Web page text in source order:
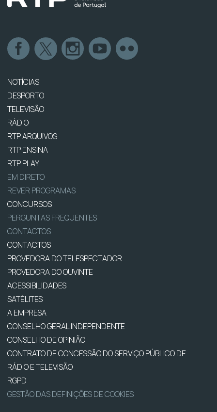
NOTÍCIAS
DESPORTO
TELEVISÃO
RÁDIO
RTP ARQUIVOS
RTP ENSINA
RTP PLAY
EM DIRETO
REVER PROGRAMAS
CONCURSOS
PERGUNTAS FREQUENTES
CONTACTOS
CONTACTOS
PROVEDORA DO TELESPECTADOR
PROVEDORA DO OUVINTE
ACESSIBILIDADES
SATÉLITES
A EMPRESA
CONSELHO GERAL INDEPENDENTE
CONSELHO DE OPINIÃO
CONTRATO DE CONCESSÃO DO SERVIÇO PÚBLICO DE
RÁDIO E TELEVISÃO
RGPD
GESTÃO DAS DEFINIÇÕES DE COOKIES